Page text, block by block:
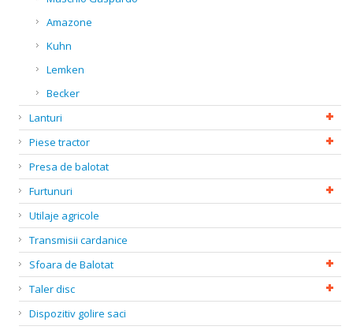
Amazone
Kuhn
Lemken
Becker
Lanturi
Piese tractor
Presa de balotat
Furtunuri
Utilaje agricole
Transmisii cardanice
Sfoara de Balotat
Taler disc
Dispozitiv golire saci